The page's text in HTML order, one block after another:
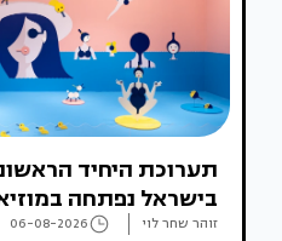
תערוכת היחיד
בישראל נפתחה
זוהר שחר לוי 06-08-2026